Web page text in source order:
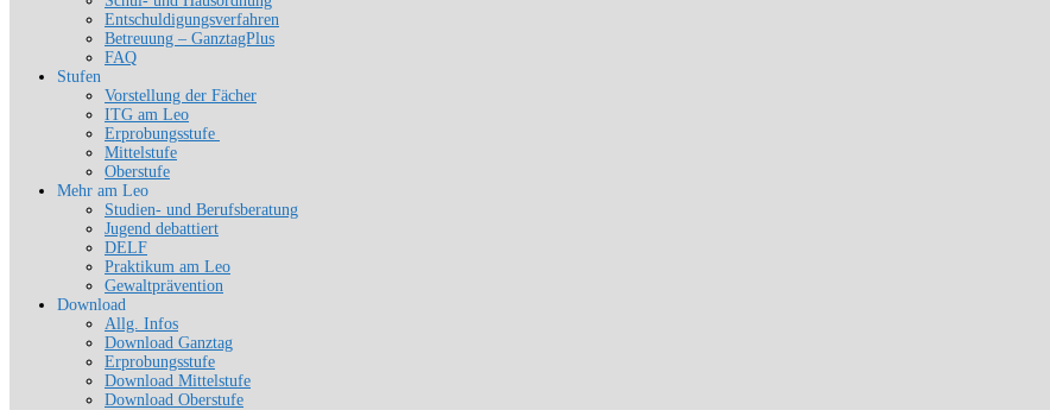
Entschuldigungsverfahren
Betreuung – GanztagPlus
FAQ
Stufen
Vorstellung der Fächer
ITG am Leo
Erprobungsstufe
Mittelstufe
Oberstufe
Mehr am Leo
Studien- und Berufsberatung
Jugend debattiert
DELF
Praktikum am Leo
Gewaltprävention
Download
Allg. Infos
Download Ganztag
Erprobungsstufe
Download Mittelstufe
Download Oberstufe